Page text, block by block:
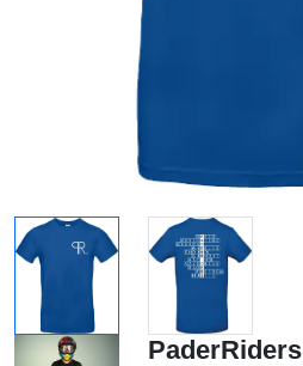
PaderRiders